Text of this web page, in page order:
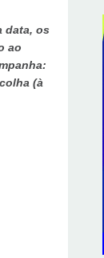
data, os
ao
(à